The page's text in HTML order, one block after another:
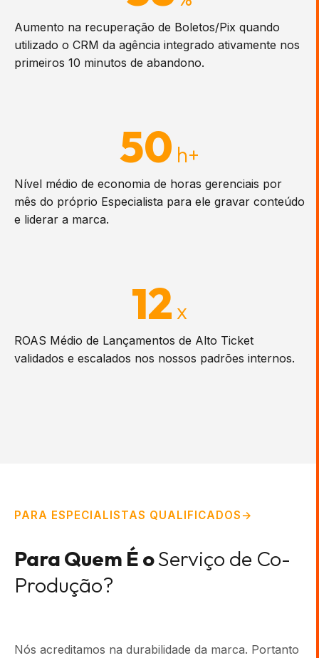
Aumento na recuperação de Boletos/Pix quando
utilizado o CRM da agência integrado ativamente nos
primeiros 10 minutos de abandono.
50 h+
Nível médio de economia de horas gerenciais por
mês do próprio Especialista para ele gravar conteúdo
e liderar a marca.
12 x
ROAS Médio de Lançamentos de Alto Ticket
validados e escalados nos nossos padrões internos.
PARA ESPECIALISTAS QUALIFICADOS
Para Quem É oServiço de Co-
Produção?
Nós acreditamos na durabilidade da marca. Portanto